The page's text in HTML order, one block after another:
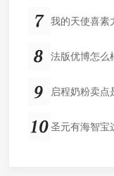
我的天使喜素
法版优博怎么
启程奶粉卖点
圣元有海智宝